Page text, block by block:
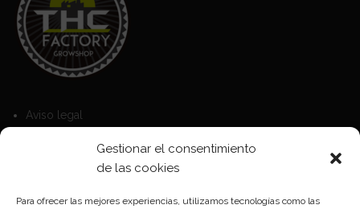
Gestionar el consentimiento
de las cookies
Para ofrecer las mejores experiencias, utilizamos tecnologías como las
Aviso legal
Política de Cookies
Política de privacidad